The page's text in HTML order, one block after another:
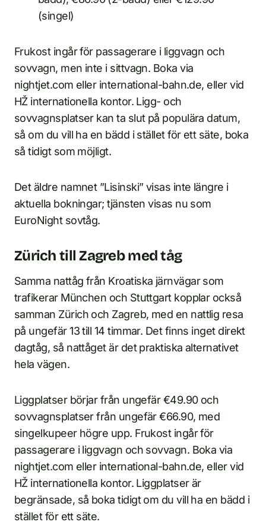
(singel)
Frukost ingår för passagerare i liggvagn och
sovvagn, men inte i sittvagn. Boka via
nightjet.com eller international-bahn.de, eller vid
HŽ internationella kontor. Ligg- och
sovvagnsplatser kan ta slut på populära datum,
så om du vill ha en bädd i stället för ett säte, boka
så tidigt som möjligt.
Det äldre namnet ”Lisinski” visas inte längre i
aktuella bokningar; tjänsten visas nu som
EuroNight sovtåg.
Zürich till Zagreb med tåg
Samma nattåg från Kroatiska järnvägar som
trafikerar München och Stuttgart kopplar också
samman Zürich och Zagreb, med en nattlig resa
på ungefär 13 till 14 timmar. Det finns inget direkt
dagtåg, så nattåget är det praktiska alternativet
hela vägen.
Liggplatser börjar från ungefär €49.90 och
sovvagnsplatser från ungefär €66.90, med
singelkupeer högre upp. Frukost ingår för
passagerare i liggvagn och sovvagn. Boka via
nightjet.com eller international-bahn.de, eller vid
HŽ internationella kontor. Liggplatser är
begränsade, så boka tidigt om du vill ha en bädd i
stället för ett säte.